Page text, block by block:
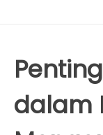
dalam